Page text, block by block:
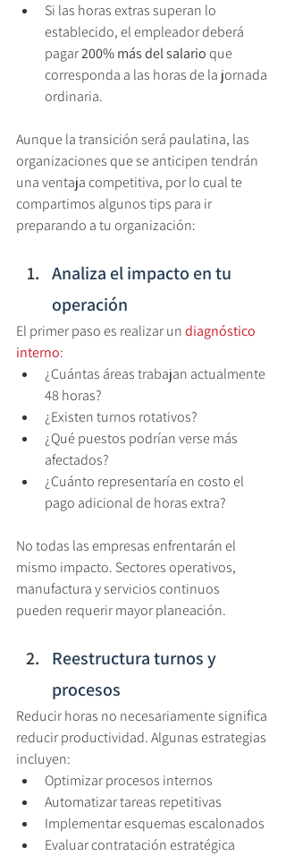
Si las horas extras superan lo
establecido, el empleador deberá
pagar 200% más del salario que
corresponda a las horas de la jornada
ordinaria.
Aunque la transición será paulatina, las
organizaciones que se anticipen tendrán
una ventaja competitiva, por lo cual te
compartimos algunos tips para ir
preparando a tu organización:
Analiza el impacto en tu
operación
El primer paso es realizar un diagnóstico
interno:
¿Cuántas áreas trabajan actualmente
48 horas?
¿Existen turnos rotativos?
¿Qué puestos podrían verse más
afectados?
¿Cuánto representaría en costo el
pago adicional de horas extra?
No todas las empresas enfrentarán el
mismo impacto. Sectores operativos,
manufactura y servicios continuos
pueden requerir mayor planeación.
Reestructura turnos y
procesos
Reducir horas no necesariamente significa
reducir productividad. Algunas estrategias
incluyen:
Optimizar procesos internos
Automatizar tareas repetitivas
Implementar esquemas escalonados
Evaluar contratación estratégica